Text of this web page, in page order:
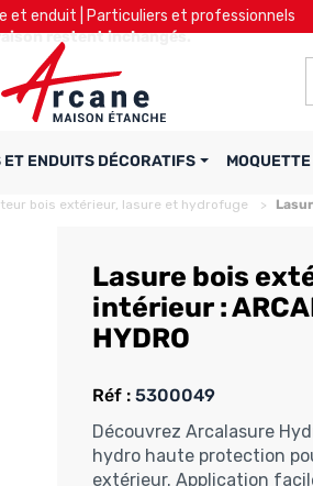
et enduit | Particuliers et professionnels
restent inchangés.
ET ENDUITS DÉCORATIFS
bois extérieur, lasure et hydrofuge
Lasure bois
intérieur :
HYDRO
Réf : 5300049
Découvrez Arcalasure
hydro haute protection
extérieur. Application